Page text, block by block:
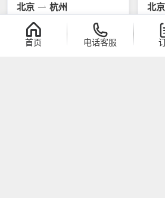
北京 杭州
300
北京
首页 电话客服